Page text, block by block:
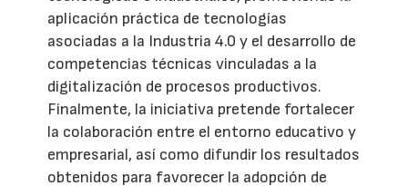
aplicación práctica de tecnologías
asociadas a la Industria 4.0 y el desarrollo de
competencias técnicas vinculadas a la
digitalización de procesos productivos.
Finalmente, la iniciativa pretende fortalecer
la colaboración entre el entorno educativo y
empresarial, así como difundir los resultados
obtenidos para favorecer la adopción de